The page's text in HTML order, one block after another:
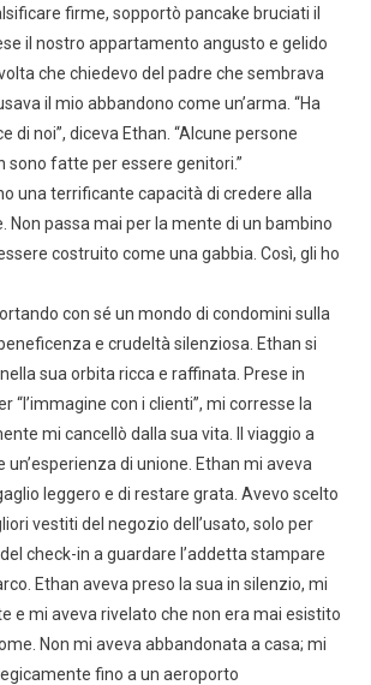
firme, sopportò pancake bruciati il
il nostro appartamento angusto e gelido
che chiedevo del padre che sembrava
il mio abbandono come un’arma. “Ha
di noi”, diceva Ethan. “Alcune persone
sono fatte per essere genitori.”
una terrificante capacità di credere alla
Non passa mai per la mente di un bambino
costruito come una gabbia. Così, gli ho
con sé un mondo di condomini sulla
e crudeltà silenziosa. Ethan si
sua orbita ricca e raffinata. Prese in
“l’immagine con i clienti”, mi corresse la
mi cancellò dalla sua vita. Il viaggio a
un’esperienza di unione. Ethan mi aveva
leggero e di restare grata. Avevo scelto
vestiti del negozio dell’usato, solo per
check-in a guardare l’addetta stampare
Ethan aveva preso la sua in silenzio, mi
e mi aveva rivelato che non era mai esistito
Non mi aveva abbandonata a casa; mi
fino a un aeroporto